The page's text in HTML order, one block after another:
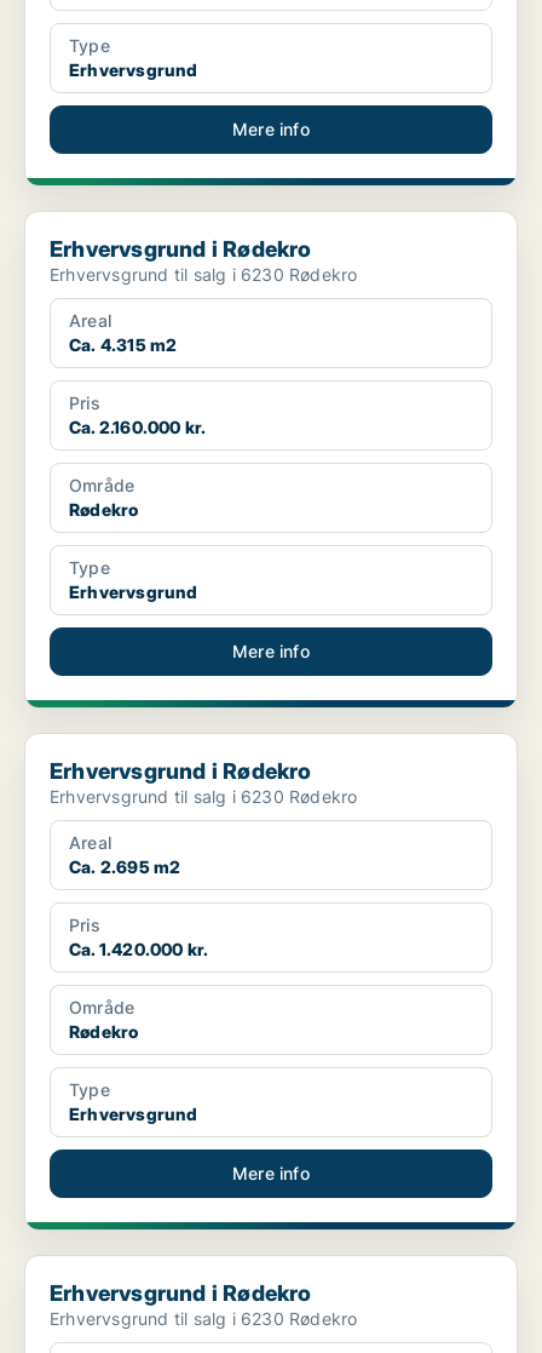
Type
Erhvervsgrund
Mere info
Erhvervsgrund i Rødekro
Erhvervsgrund i Rødekro
Erhvervsgrund til salg i 6230 Rødekro
Areal
Ca. 4.315 m2
Pris
Ca. 2.160.000 kr.
Område
Rødekro
Type
Erhvervsgrund
Mere info
Erhvervsgrund i Rødekro
Erhvervsgrund i Rødekro
Erhvervsgrund til salg i 6230 Rødekro
Areal
Ca. 2.695 m2
Pris
Ca. 1.420.000 kr.
Område
Rødekro
Type
Erhvervsgrund
Mere info
Erhvervsgrund i Rødekro
Erhvervsgrund i Rødekro
Erhvervsgrund til salg i 6230 Rødekro